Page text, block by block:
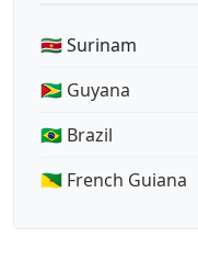
🇸🇷 Surinam
🇬🇾 Guyana
🇧🇷 Brazil
🇬🇫 French Guiana